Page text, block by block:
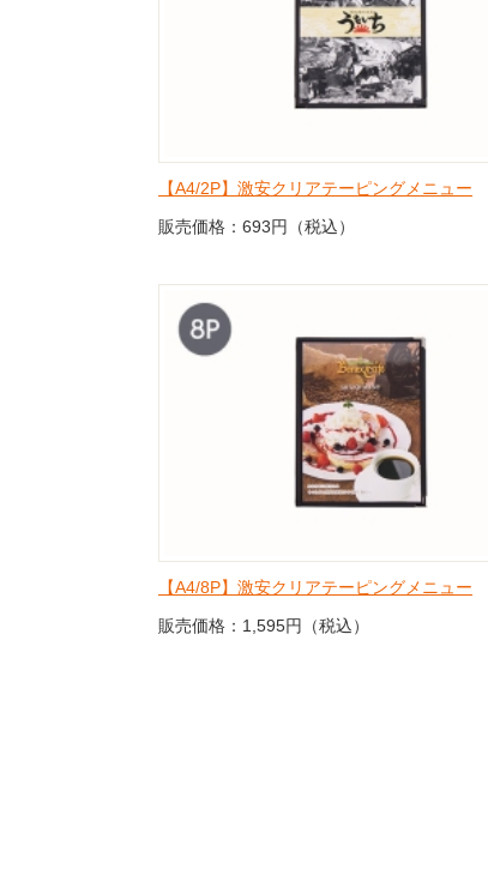
【A4/2P】激安クリアテーピングメニュー
販売価格：693円（税込）
【A4/8P】激安クリアテーピングメニュー
販売価格：1,595円（税込）